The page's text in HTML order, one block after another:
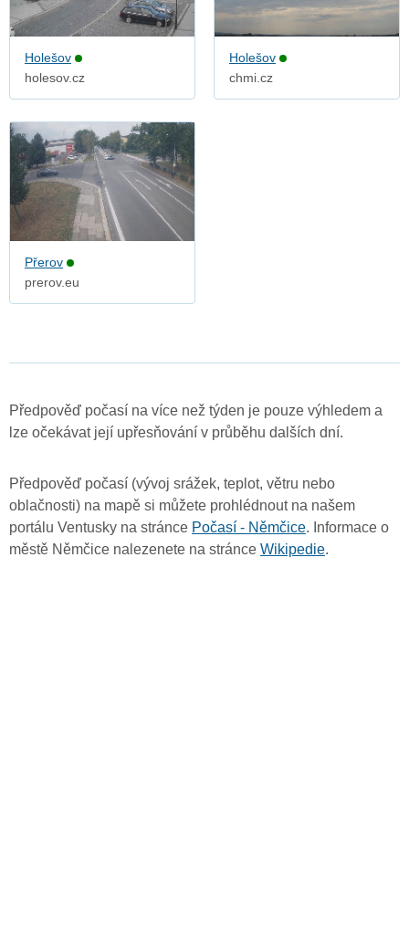
Holešov
holesov.cz
Holešov
chmi.cz
Přerov
prerov.eu
Předpověď počasí na více než týden je pouze výhledem a
lze očekávat její upřesňování v průběhu dalších dní.
Předpověď počasí (vývoj srážek, teplot, větru nebo
oblačnosti) na mapě si můžete prohlédnout na našem
portálu Ventusky na stránce Počasí - Němčice. Informace o
městě Němčice nalezenete na stránce Wikipedie.